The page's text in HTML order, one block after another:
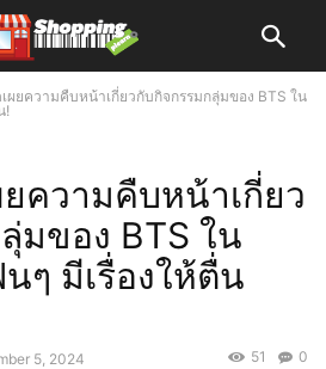
เผยความคืบหน้าเกี่ยวกับกิจกรรมกลุ่มของ BTS ใน
!
ยความคืบหน้าเกี่ยว
มของ BTS ใน
ๆ มีเรื่องให้ตื่น
5, 2024 0
51